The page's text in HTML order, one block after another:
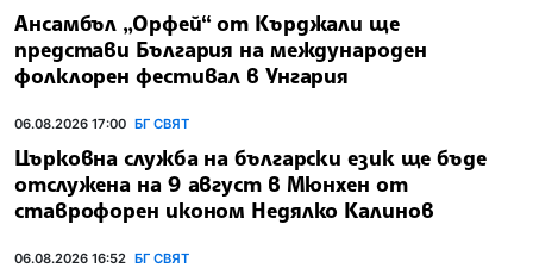
Ансамбъл „Орфей“ от Кърджали ще
представи България на международен
фолклорен фестивал в Унгария
06.08.2026 17:00 БГ СВЯТ
Църковна служба на български език ще бъде
отслужена на 9 август в Мюнхен от
ставрофорен иконом Недялко Калинов
06.08.2026 16:52 БГ СВЯТ